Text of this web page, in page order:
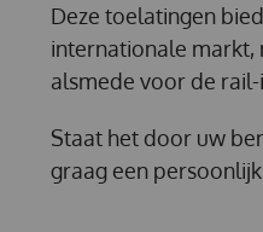
Deze toelatingen
internationale
alsmede voor de
Staat het door uw
graag een